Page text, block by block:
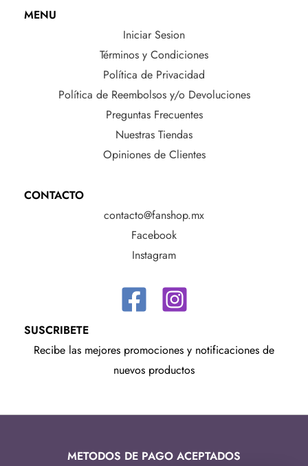
MENU
Iniciar Sesion
Términos y Condiciones
Política de Privacidad
Política de Reembolsos y/o Devoluciones
Preguntas Frecuentes
Nuestras Tiendas
Opiniones de Clientes
CONTACTO
contacto@fanshop.mx
Facebook
Instagram
SUSCRIBETE
Recibe las mejores promociones y notificaciones de
nuevos productos
METODOS DE PAGO ACEPTADOS